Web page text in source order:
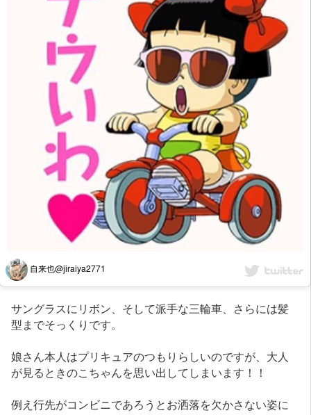
自来也@jiraiya2771
サングラスにリボン、そして派手な三輪車、さらには髪
型までそっくりです。
娘さん本人はプリキュアのつもりらしいのですが、大人
が見るときのこちゃんを思い出してしまいます！！
例え行先がコンビニであろうとお洒落を欠かさない姿に